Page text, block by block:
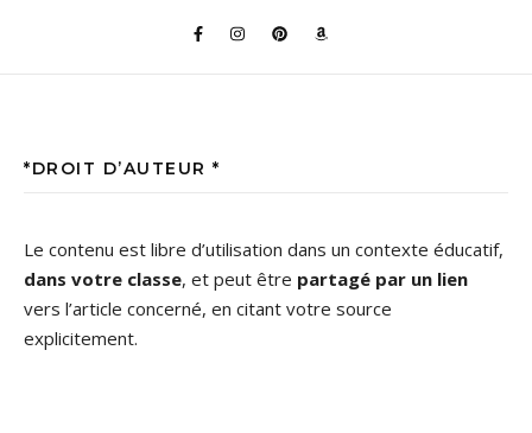
*DROIT D’AUTEUR *
Le contenu est libre d’utilisation dans un contexte éducatif,
dans votre classe, et peut être partagé par un lien
vers l’article concerné, en citant votre source
explicitement.